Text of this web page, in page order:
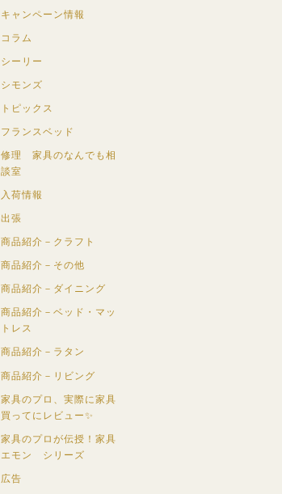
キャンペーン情報
コラム
シーリー
シモンズ
トピックス
フランスベッド
修理 家具のなんでも相
談室
入荷情報
出張
商品紹介－クラフト
商品紹介－その他
商品紹介－ダイニング
商品紹介－ベッド・マッ
トレス
商品紹介－ラタン
商品紹介－リビング
家具のプロ、実際に家具
買ってにレビュー✨
家具のプロが伝授！家具
エモン シリーズ
広告